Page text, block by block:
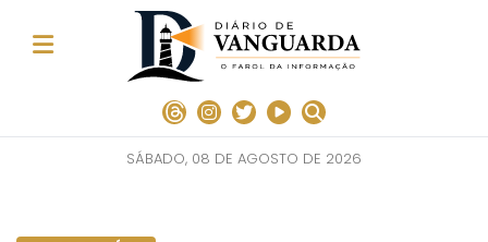
SÁBADO, 08 DE AGOSTO DE 2026